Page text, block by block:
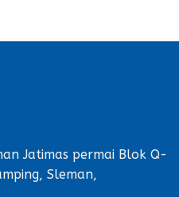
Jatimas permai Blok Q-
Sleman,